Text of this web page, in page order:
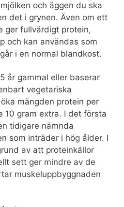
och äggen du ska
det i grynen. Även om ett
ger fullvärdigt protein,
och kan användas som
i en normal blandkost.
år gammal eller baserar
vegetariska
mängden protein per
10 gram extra. I det första
tidigare nämnda
som inträder i hög ålder. I
av att proteinkällor
sett ger mindre av de
muskeluppbyggnaden